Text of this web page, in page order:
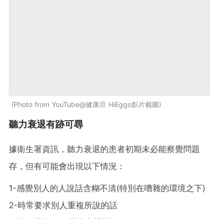
Photo from YouTube@健康旦 HiEggo影片截圖
聽力衰退有跡可尋
據衛生署資訊，聽力衰退的患者初期未必能察覺問題
存，但有可能會出現以下情況：
1-感覺別人的人說話含糊不清(特別在嘈雜的環境之下)
2-時常要求別人重複所說的話